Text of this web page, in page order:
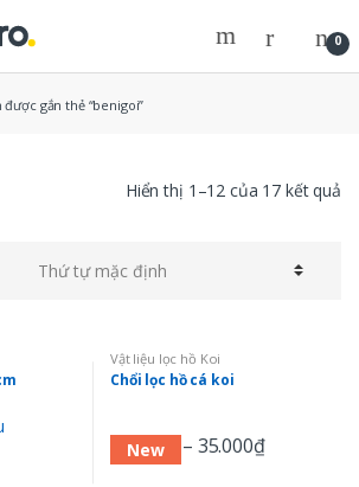
0
được gắn thẻ “benigoi”
Hiển thị 1–12 của 17 kết quả
New
Vật liệu lọc hồ Koi
Chổi lọc hồ cá koi
15.000 – 35.000₫